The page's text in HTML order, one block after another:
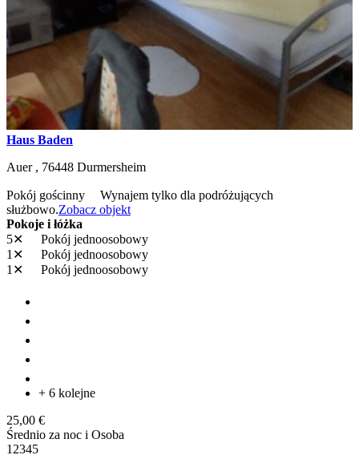
Haus Baden
Auer , 76448 Durmersheim
Pokój gościnny
Wynajem tylko dla podróżujących
służbowo.Zobacz objekt
Pokoje i łóżka
5✕
Pokój jednoosobowy
1✕
Pokój jednoosobowy
1✕
Pokój jednoosobowy
+ 6 kolejne
25,00 €
Średnio za noc i Osoba
1 2345